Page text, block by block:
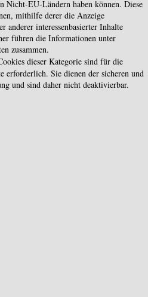
Nicht-EU-Ländern haben können. Diese
mithilfe derer die Anzeige
anderer interessenbasierter Inhalte
führen die Informationen unter
zusammen.
dieser Kategorie sind für die
erforderlich. Sie dienen der sicheren und
und sind daher nicht deaktivierbar.